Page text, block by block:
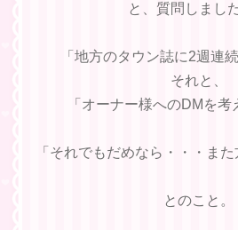
と、質問しまし
「地方のタウン誌に2週連
それと、
「オーナー様へのDMを考
「それでもだめなら・・・また
とのこと。